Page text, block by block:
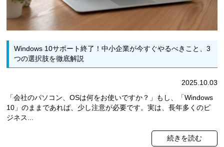
Windows 10サポート終了！中小企業が今すぐやるべきこと、3
つの選択肢を徹底解説
2025.10.03
「会社のパソコン、OSは何をお使いですか？」もし、「Windows
10」のままであれば、少し注意が必要です。実は、長年多くのビ
ジネス...
続きを読む